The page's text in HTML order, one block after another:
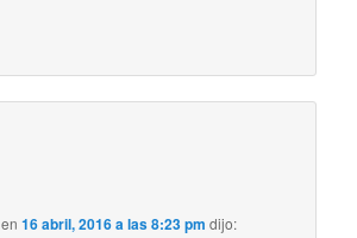
en16 abril, 2016 a las 8:23 pm dijo: